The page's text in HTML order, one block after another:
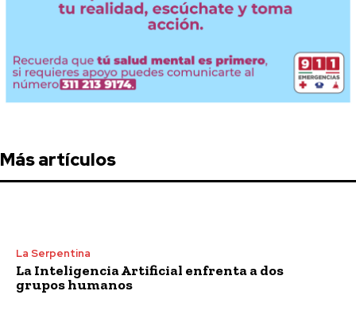
Más artículos
La Serpentina
La Inteligencia Artificial enfrenta a dos
grupos humanos